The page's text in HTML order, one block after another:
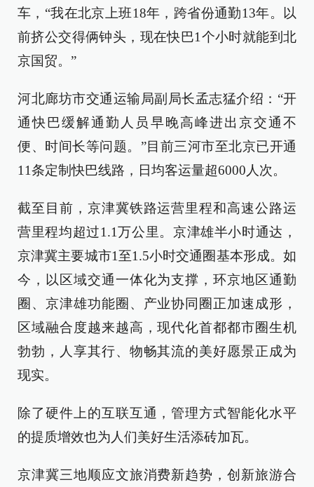
车，“我在北京上班18年，跨省份通勤13年。以
前挤公交得俩钟头，现在快巴1个小时就能到北
京国贸。”
河北廊坊市交通运输局副局长孟志猛介绍：“开
通快巴缓解通勤人员早晚高峰进出京交通不
便、时间长等问题。”目前三河市至北京已开通
11条定制快巴线路，日均客运量超6000人次。
截至目前，京津冀铁路运营里程和高速公路运
营里程均超过1.1万公里。京津雄半小时通达，
京津冀主要城市1至1.5小时交通圈基本形成。如
今，以区域交通一体化为支撑，环京地区通勤
圈、京津雄功能圈、产业协同圈正加速成形，
区域融合度越来越高，现代化首都都市圈生机
勃勃，人享其行、物畅其流的美好愿景正成为
现实。
除了硬件上的互联互通，管理方式智能化水平
的提质增效也为人们美好生活添砖加瓦。
京津冀三地顺应文旅消费新趋势，创新旅游合